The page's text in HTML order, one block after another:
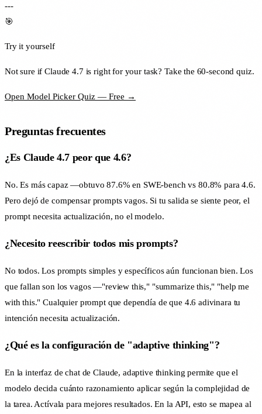
---
🎯
Try it yourself
Not sure if Claude 4.7 is right for your task? Take the 60-second quiz.
Open Model Picker Quiz — Free →
Preguntas frecuentes
¿Es Claude 4.7 peor que 4.6?
No. Es más capaz —obtuvo 87.6% en SWE-bench vs 80.8% para 4.6.
Pero dejó de compensar prompts vagos. Si tu salida se siente peor, el
prompt necesita actualización, no el modelo.
¿Necesito reescribir todos mis prompts?
No todos. Los prompts simples y específicos aún funcionan bien. Los
que fallan son los vagos —"review this," "summarize this," "help me
with this." Cualquier prompt que dependía de que 4.6 adivinara tu
intención necesita actualización.
¿Qué es la configuración de "adaptive thinking"?
En la interfaz de chat de Claude, adaptive thinking permite que el
modelo decida cuánto razonamiento aplicar según la complejidad de
la tarea. Actívala para mejores resultados. En la API, esto se mapea al